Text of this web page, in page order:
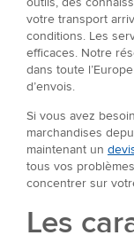
votre transport
conditions. Les
efficaces. Notre
dans toute
d’envois.
Si vous avez
marchandises
maintenant un
tous vos
concentrer sur
Les